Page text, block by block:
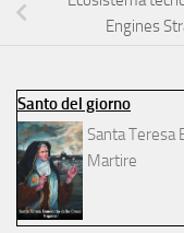
Engines
Santo del giorno
Santa Teresa
Martire